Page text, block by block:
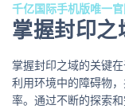
千亿国际手机版唯一
掌握封印之
掌握封印之域的关键
利用环境中的障碍物
率。通过不断的探索